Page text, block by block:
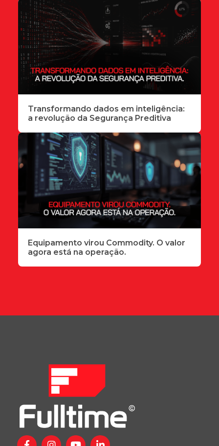
Transformando dados em inteligência:
a revolução da Segurança Preditiva
Equipamento virou Commodity. O valor
agora está na operação.